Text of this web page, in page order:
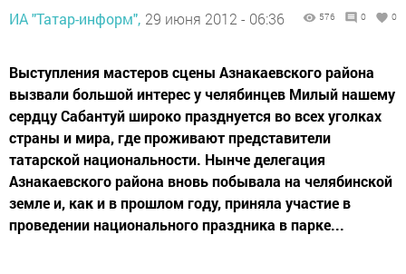
ИА "Татар-информ", 29 июня 2012 - 06:36 576 0 0
Выступления мастеров сцены Азнакаевского района
вызвали большой интерес у челябинцев Милый нашему
сердцу Сабантуй широко празднуется во всех уголках
страны и мира, где проживают представители
татарской национальности. Нынче делегация
Азнакаевского района вновь побывала на челябинской
земле и, как и в прошлом году, приняла участие в
проведении национального праздника в парке...